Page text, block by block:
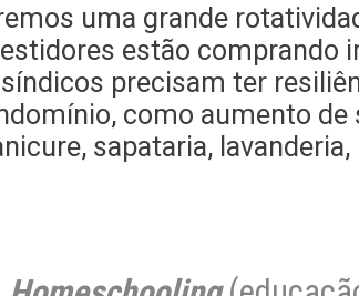
uma grande
estão comprando
precisam ter
como aumento de
sapataria,